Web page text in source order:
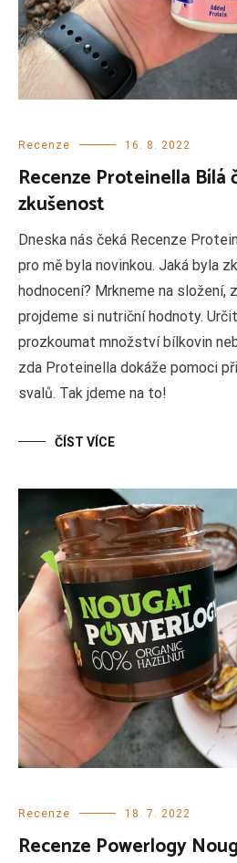
Recenze 16. 8. 2022
Recenze Proteinella Bílá
zkušenost
Dneska nás čeká Recenze
pro mě byla novinkou. Jaká byla
hodnocení? Mrkneme na složení,
projdeme si nutriční hodnoty.
prozkoumat množství bílkovin
zda Proteinella dokáže pomoci
svalů. Tak jdeme na to!
ČÍST VÍCE
Recenze 18. 7. 2022
Recenze Powerlogy